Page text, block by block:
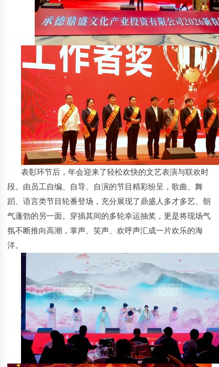
表彰环节后，年会迎来了轻松欢快的文艺表演与联欢时
段。由员工自编、自导、自演的节目精彩纷呈，歌曲、舞
蹈、语言类节目轮番登场，充分展现了鼎盛人多才多艺、朝
气蓬勃的另一面。穿插其间的多轮幸运抽奖，更是将现场气
氛不断推向高潮，掌声、笑声、欢呼声汇成一片欢乐的海
洋。